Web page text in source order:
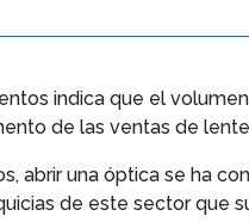
indica que el
de las ventas de
abrir una óptica se ha
de este sector que